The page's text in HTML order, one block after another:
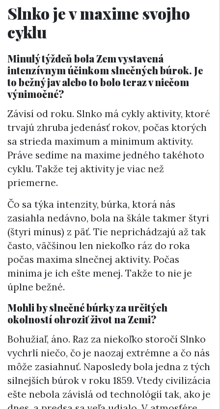
Slnko je v maxime svojho
cyklu
Minulý týždeň bola Zem vystavená
intenzívnym účinkom slnečných búrok. Je
to bežný jav alebo to bolo teraz v niečom
výnimočné?
Závisí od roku. Slnko má cykly aktivity, ktoré
trvajú zhruba jedenásť rokov, počas ktorých
sa strieda maximum a minimum aktivity.
Práve sedíme na maxime jedného takéhoto
cyklu. Takže tej aktivity je viac než
priemerne.
Čo sa týka intenzity, búrka, ktorá nás
zasiahla nedávno, bola na škále takmer štyri
(štyri mínus) z päť. Tie neprichádzajú až tak
často, väčšinou len niekoľko ráz do roka
počas maxima slnečnej aktivity. Počas
minima je ich ešte menej. Takže to nie je
úplne bežné.
Mohli by slnečné búrky za určitých
okolností ohroziť život na Zemi?
Bohužiaľ, áno. Raz za niekoľko storočí Slnko
vychrlí niečo, čo je naozaj extrémne a čo nás
môže zasiahnuť. Naposledy bola jedna z tých
silnejších búrok v roku 1859. Vtedy civilizácia
ešte nebola závislá od technológií tak, ako je